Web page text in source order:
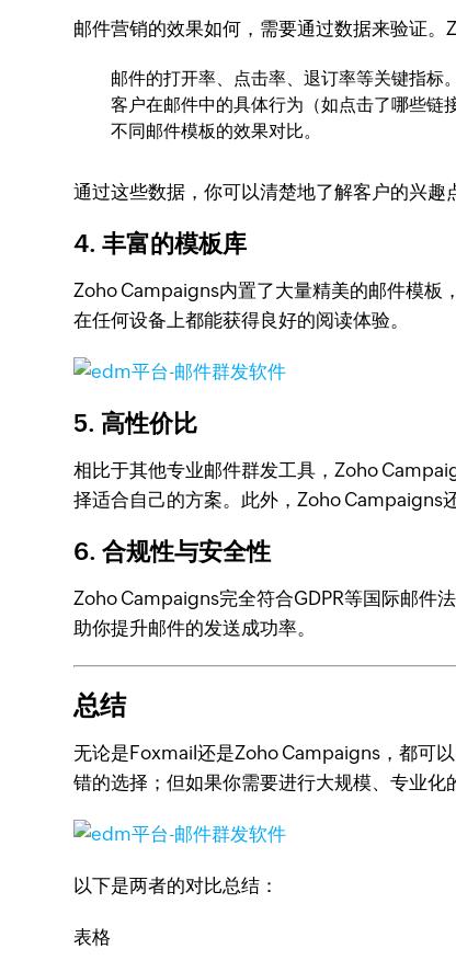
邮件营销的效果如何，需要通过数据来验证
邮件的打开率、点击率、退订率等关键指标。
客户在邮件中的具体行为（如点击了哪些链
不同邮件模板的效果对比。
通过这些数据，你可以清楚地了解客户的兴趣
4.丰富的模板库
Zoho Campaigns内置了大量精美的邮件模板
在任何设备上都能获得良好的阅读体验。
5. 高性价比
相比于其他专业邮件群发工具，Zoho
择适合自己的方案。此外，Zoho Campaigns
6.合规性与安全性
Zoho Campaigns完全符合GDPR等国际邮件
助你提升邮件的发送成功率。
总结
无论是Foxmail还是Zoho Campaigns，都可
错的选择；但如果你需要进行大规模、专业化
以下是两者的对比总结：
表格